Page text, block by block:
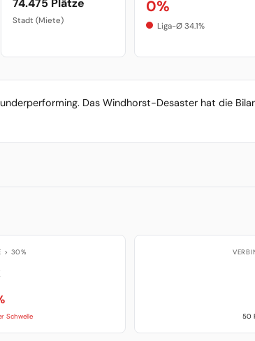
74.475 Plätze
Stadt (Miete)
0%
Liga-Ø 34.1%
Das Windhorst-Desaster hat die
> 30%
Schwelle 50